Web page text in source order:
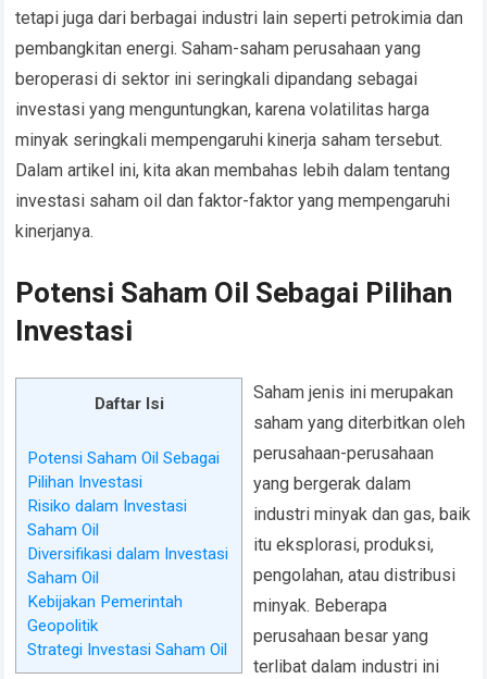
tetapi juga dari berbagai industri lain seperti petrokimia dan
pembangkitan energi. Saham-saham perusahaan yang
beroperasi di sektor ini seringkali dipandang sebagai
investasi yang menguntungkan, karena volatilitas harga
minyak seringkali mempengaruhi kinerja saham tersebut.
Dalam artikel ini, kita akan membahas lebih dalam tentang
investasi saham oil dan faktor-faktor yang mempengaruhi
kinerjanya.
Potensi Saham Oil Sebagai Pilihan
Investasi
Daftar Isi
Potensi Saham Oil Sebagai
Pilihan Investasi
Risiko dalam Investasi
Saham Oil
Diversifikasi dalam Investasi
Saham Oil
Kebijakan Pemerintah
Geopolitik
Strategi Investasi Saham Oil
Saham jenis ini merupakan
saham yang diterbitkan oleh
perusahaan-perusahaan
yang bergerak dalam
industri minyak dan gas, baik
itu eksplorasi, produksi,
pengolahan, atau distribusi
minyak. Beberapa
perusahaan besar yang
terlibat dalam industri ini